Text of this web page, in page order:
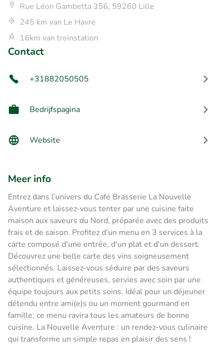
Rue Léon Gambetta 356, 59260 Lille
245 km van Le Havre
16km van treinstation
Contact
+31882050505
Bedrijfspagina
Website
Meer info
Entrez dans l’univers du Café Brasserie La Nouvelle
Aventure et laissez-vous tenter par une cuisine faite
maison aux saveurs du Nord, préparée avec des produits
frais et de saison. Profitez d’un menu en 3 services à la
carte composé d'une entrée, d'un plat et d'un dessert.
Découvrez une belle carte des vins soigneusement
sélectionnés. Laissez-vous séduire par des saveurs
authentiques et généreuses, servies avec soin par une
équipe toujours aux petits soins. Idéal pour un déjeuner
détendu entre ami(e)s ou un moment gourmand en
famille, ce menu ravira tous les amateurs de bonne
cuisine. La Nouvelle Aventure : un rendez-vous culinaire
qui transforme un simple repas en plaisir des sens !